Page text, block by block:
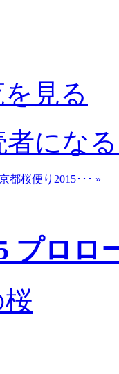
見る
にな
都桜便り2015･･･ »
プロロ